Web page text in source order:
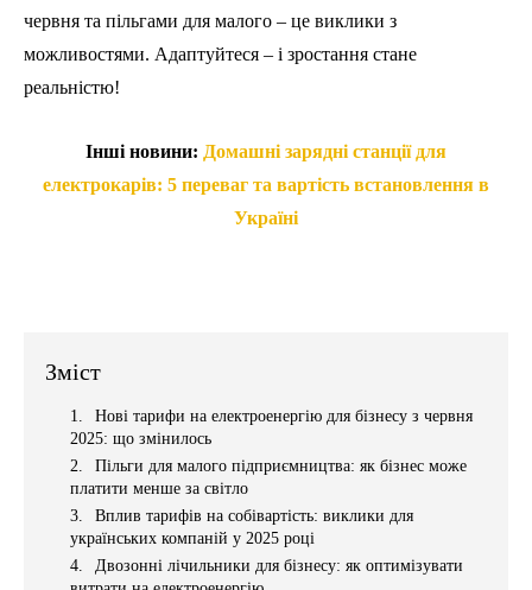
червня та пільгами для малого – це виклики з
можливостями. Адаптуйтеся – і зростання стане
реальністю!
Інші новини: Домашні зарядні станції для
електрокарів: 5 переваг та вартість встановлення в
Україні
Зміст
Нові тарифи на електроенергію для бізнесу з червня
2025: що змінилось
Пільги для малого підприємництва: як бізнес може
платити менше за світло
Вплив тарифів на собівартість: виклики для
українських компаній у 2025 році
Двозонні лічильники для бізнесу: як оптимізувати